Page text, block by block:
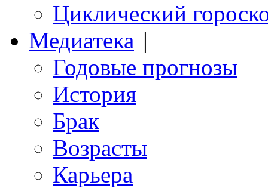
Циклический
Медиатека |
Годовые прогнозы
История
Брак
Возрасты
Карьера